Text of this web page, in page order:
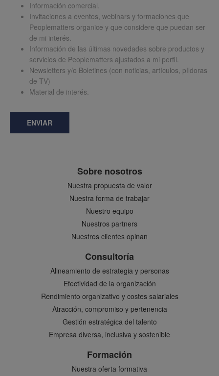
Información comercial.
Invitaciones a eventos, webinars y formaciones que
Peoplematters organice y que considere que puedan ser
de mi interés.
Información de las últimas novedades sobre productos y
servicios de Peoplematters ajustados a mi perfil.
Newsletters y/o Boletines (con noticias, artículos, píldoras
de TV)
Material de interés.
ENVIAR
Sobre nosotros
Nuestra propuesta de valor
Nuestra forma de trabajar
Nuestro equipo
Nuestros partners
Nuestros clientes opinan
Consultoría
Alineamiento de estrategia y personas
Efectividad de la organización
Rendimiento organizativo y costes salariales
Atracción, compromiso y pertenencia
Gestión estratégica del talento
Empresa diversa, inclusiva y sostenible
Formación
Nuestra oferta formativa